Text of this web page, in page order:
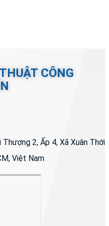
CÔNG
2, Ấp 4, Xã Xuân Thới
Việt Nam